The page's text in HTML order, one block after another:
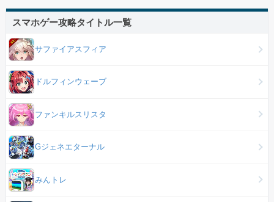
スマホゲー攻略タイトル一覧
サファイアスフィア
ドルフィンウェーブ
ファンキルスリスタ
Gジェネエターナル
みんトレ